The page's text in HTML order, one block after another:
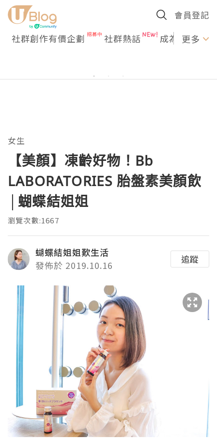
會員登記
社群創作有價企劃 社群熱話 成為U更多
女生
【美顏】凍齡好物！Bb
LABORATORIES 胎盤素美顏飲
│蝴蝶結姐姐
瀏覽次數:1667
蝴蝶結姐姐歎生活
發佈於 2019.10.16
追蹤